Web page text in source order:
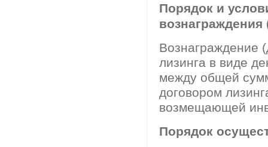
Порядок и
Вознаграждение
лизинга в виде
между общей
договором
возмещающей
Порядок